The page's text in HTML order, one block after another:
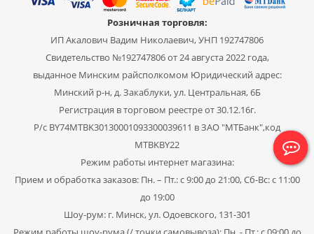
Розничная торговля:
ИП Акалович Вадим Николаевич, УНП 192747806
Свидетельство №192747806 от 24 августа 2022 года,
выданное Минским райсполкомом Юридический адрес:
Минский р-н, д. Закаблуки, ул. Центральная, 6Б
Регистрация в торговом реестре от 30.12.16г.
Р/с BY74MTBK30130001093300039611 в ЗАО "МТБанк",код
MTBKBY22
Режим работы интернет магазина:
Прием и обработка заказов: Пн. – Пт.: с 9:00 до 21:00, Сб-Вс: с 11:00
до 19:00
Шоу-рум: г. Минск, ул. Одоевского, 131-301